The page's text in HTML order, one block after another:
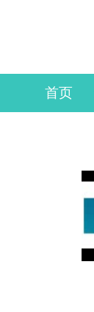
首页